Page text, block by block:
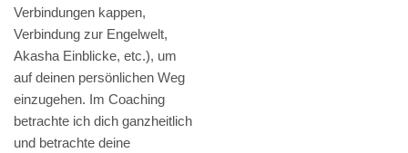
Verbindungen kappen,
Verbindung zur Engelwelt,
Akasha Einblicke, etc.), um
auf deinen persönlichen Weg
einzugehen. Im Coaching
betrachte ich dich ganzheitlich
und betrachte deine